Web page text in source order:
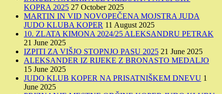
KOPRA 2025 27 October 2025
MARTIN IN VID NOVOPEČENA MOJSTRA JUDA
JUDO KLUBA KOPER 11 August 2025
10. ZLATA KIMONA 2024/25 ALEKSANDRU PETRAK
21 June 2025
IZPITI ZA VIŠJO STOPNJO PASU 2025 21 June 2025
ALEKSANDER IZ RIJEKE Z BRONASTO MEDALJO
15 June 2025
JUDO KLUB KOPER NA PRISATNIŠKEM DNEVU 1
June 2025